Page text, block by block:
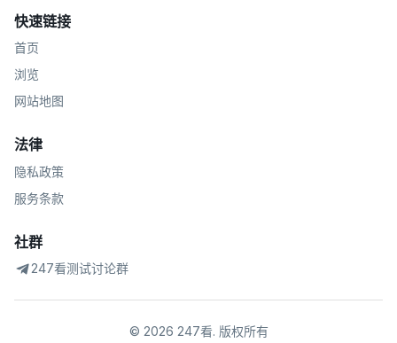
快速链接
首页
浏览
网站地图
法律
隐私政策
服务条款
社群
247看测试讨论群
© 2026 247看. 版权所有